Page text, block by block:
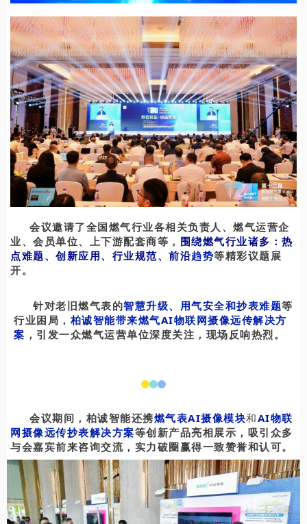
会议邀请了全国燃气行业各相关负责人、燃气运营企
业、会员单位、上下游配套商等， 围绕燃气行业诸多：热
点难题、创新应用、行业规范、前沿趋势等精彩议题展
开。
针对老旧燃气表的智慧升级、用气安全和抄表难题等
行业困局，柏诚智能带来燃气AI物联网摄像远传解决方
案 ，引发一众燃气运营单位深度关注，现场反响热烈。
会议期间，柏诚智能还携燃气表AI摄像模块和AI物联
网摄像远传抄表解决方案等创新产品亮相展示，吸引众多
与会嘉宾前来咨询交流，实力破圈赢得一致赞誉和认可。